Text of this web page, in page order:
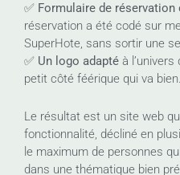
✅ Formulaire de
réservation a été codé sur
SuperHote, sans sortir une
✅ Un logo adapté à l’univers
petit côté féérique qui va bien.
Le résultat est un site web
fonctionnalité, décliné en
le maximum de personnes
dans une thématique bien